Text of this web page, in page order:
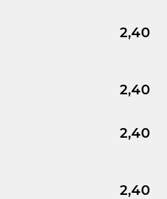
2,40
2,40
2,40
2,40